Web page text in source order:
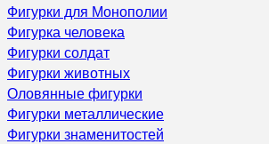
Фигурки для Монополии
Фигурка человека
Фигурки солдат
Фигурки животных
Оловянные фигурки
Фигурки металлические
Фигурки знаменитостей